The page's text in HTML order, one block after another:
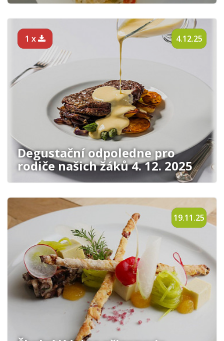
Degustační odpoledne pro
rodiče našich žáků 4. 12. 2025
4.12.25
1 x
19.11.25